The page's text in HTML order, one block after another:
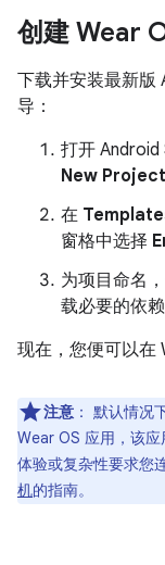
创建 Wear
下载并安装最新版
导：
打开
New Project
在
窗格中选择
为项目命名
载必要的依
现在，您便可以在
注意 ： 默认情况
Wear OS 应用，该
体验或复杂性要求您
机的指南。